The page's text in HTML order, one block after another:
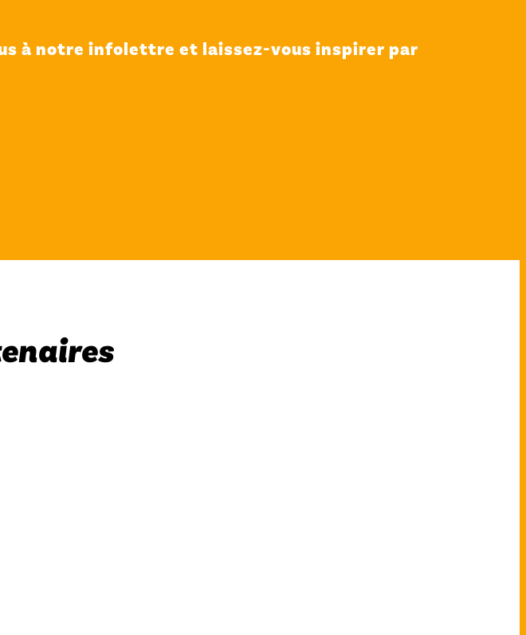
à notre infolettre et laissez-vous inspirer par